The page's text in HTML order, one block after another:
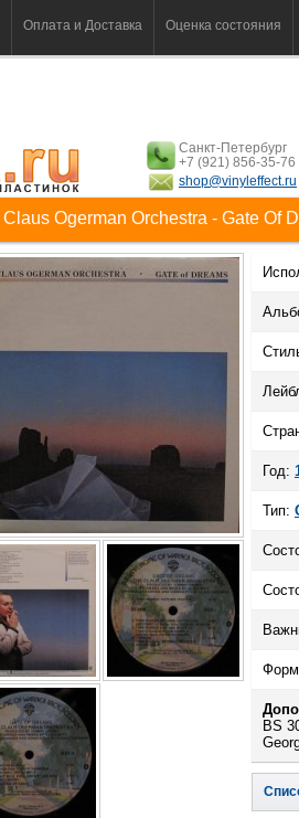
Оплата и Доставка Оценка состояния
Санкт-Петербург
+7 (921) 856-35-76
shop@vinyleffect.ru
Claus Ogerman Orchestra - Gate Of
Год:
Тип:
BS